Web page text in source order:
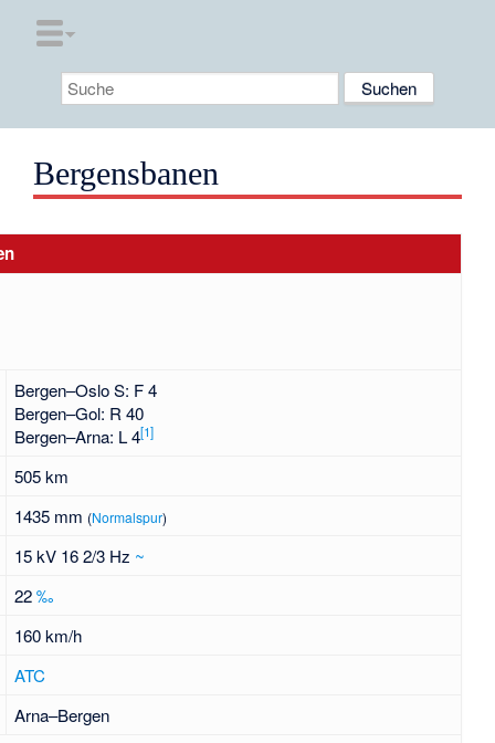
Bergensbanen
Bergen–Oslo S: F 4
Bergen–Gol: R 40
Bergen–Arna: L 4[1]
505 km
1435 mm (Normalspur)
15 kV 16 2/3 Hz ~
22‰
160 km/h
ATC
Arna–Bergen